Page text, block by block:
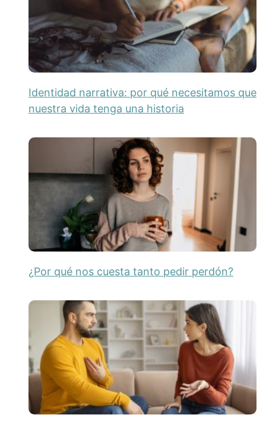
Identidad narrativa: por qué necesitamos que
nuestra vida tenga una historia
¿Por qué nos cuesta tanto pedir perdón?